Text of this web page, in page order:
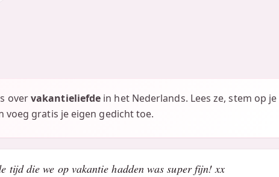
overvakantieliefde in het Nederlands. Lees ze, stem op
gratis je eigen gedicht toe.
tijd die we op vakantie hadden was super fijn! xx